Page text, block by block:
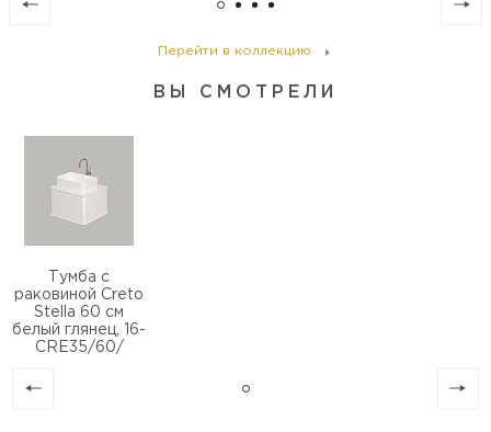
Перейти в коллекцию
ВЫ СМОТРЕЛИ
Тумба с
раковиной Creto
Stella 60 см
белый глянец, 16-
CRE35/60/